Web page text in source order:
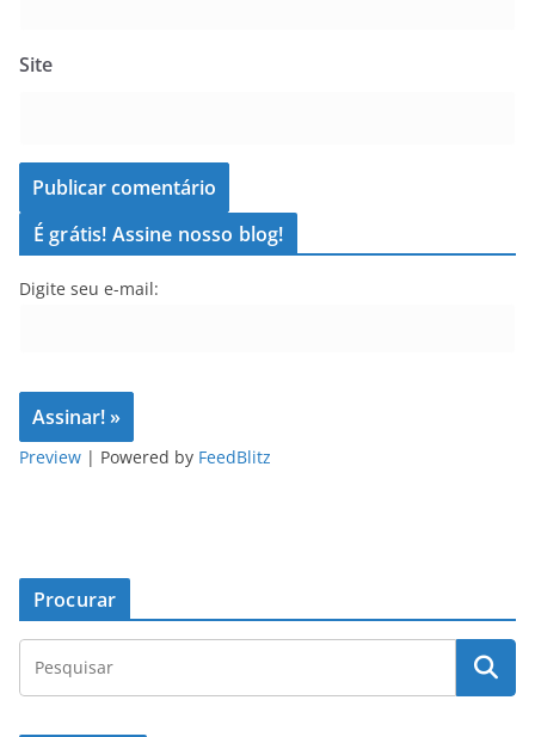
Site
É grátis! Assine nosso blog!
Digite seu e-mail:
Preview | Powered by FeedBlitz
Procurar